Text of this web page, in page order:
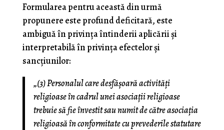
Formularea pentru această din urmă
propunere este profund deficitară, este
ambiguă în privinţa întinderii aplicării şi
interpretabilă în privinţa efectelor şi
sancţiunilor:
„(3) Personalul care desfăşoară activităţi
religioase în cadrul unei asociaţii religioase
trebuie să fie învestit sau numit de către asociaţia
religioasă în conformitate cu prevederile statutare